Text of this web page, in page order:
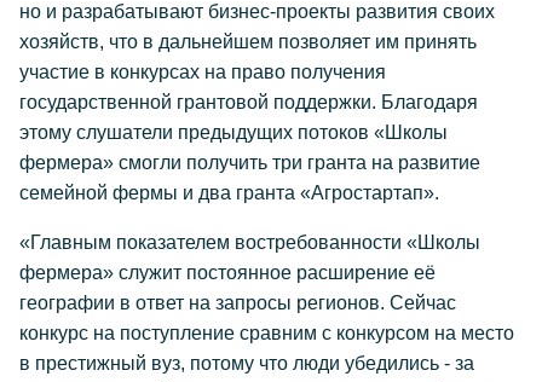
но и разрабатывают бизнес-проекты развития своих
хозяйств, что в дальнейшем позволяет им принять
участие в конкурсах на право получения
государственной грантовой поддержки. Благодаря
этому слушатели предыдущих потоков «Школы
фермера» смогли получить три гранта на развитие
семейной фермы и два гранта «Агростартап».
«Главным показателем востребованности «Школы
фермера» служит постоянное расширение её
географии в ответ на запросы регионов. Сейчас
конкурс на поступление сравним с конкурсом на место
в престижный вуз, потому что люди убедились - за